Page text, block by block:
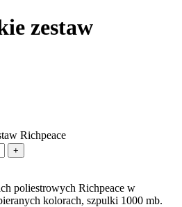
zestaw
Richpeace
poliestrowych Richpeace w
kolorach, szpulki 1000 mb.